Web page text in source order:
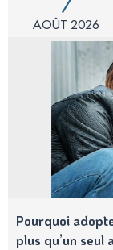
7
AOÛT 2026
Pourquoi
plus qu’un seul